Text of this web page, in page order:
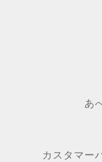
あ
カスタマー